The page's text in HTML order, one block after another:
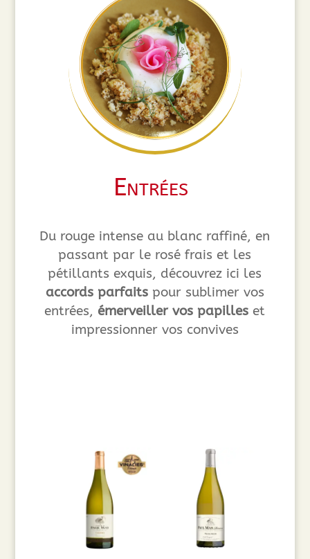
Entrées
Du rouge intense au blanc raffiné, en
passant par le rosé frais et les
pétillants exquis, découvrez ici les
accords parfaitspour sublimer vos
entrées, émerveiller vos papilles et
impressionner vos convives